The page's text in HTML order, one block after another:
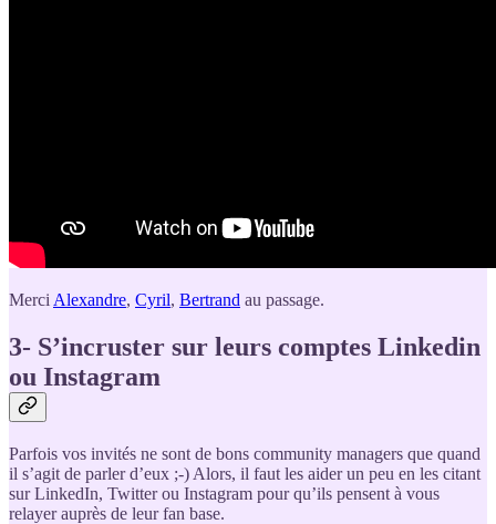
Merci Alexandre, Cyril, Bertrand au passage.
3- S’incruster sur leurs comptes Linkedin
ou Instagram
Parfois vos invités ne sont de bons community managers que quand
il s’agit de parler d’eux ;-) Alors, il faut les aider un peu en les citant
sur LinkedIn, Twitter ou Instagram pour qu’ils pensent à vous
relayer auprès de leur fan base.